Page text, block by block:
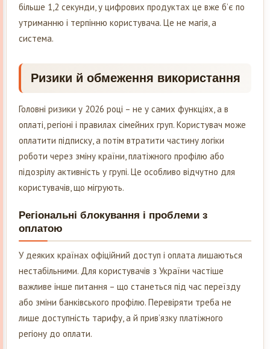
більше 1,2 секунди, у цифрових продуктах це вже б’є по
утриманню і терпінню користувача. Це не магія, а
система.
Ризики й обмеження використання
Головні ризики у 2026 році – не у самих функціях, а в
оплаті, регіоні і правилах сімейних груп. Користувач може
оплатити підписку, а потім втратити частину логіки
роботи через зміну країни, платіжного профілю або
підозрілу активність у групі. Це особливо відчутно для
користувачів, що мігрують.
Регіональні блокування і проблеми з
оплатою
У деяких країнах офіційний доступ і оплата лишаються
нестабільними. Для користувачів з України частіше
важливе інше питання – що станеться під час переїзду
або зміни банківського профілю. Перевіряти треба не
лише доступність тарифу, а й прив’язку платіжного
регіону до оплати.